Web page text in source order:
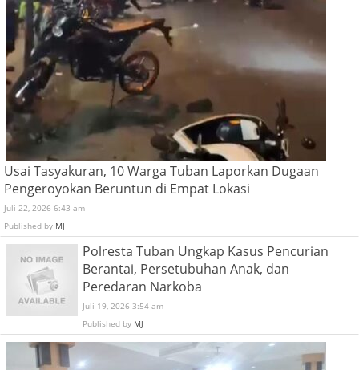
Usai Tasyakuran, 10 Warga Tuban Laporkan Dugaan
Pengeroyokan Beruntun di Empat Lokasi
Juli 22, 2026 6:43 am
Published by MJ
Polresta Tuban Ungkap Kasus Pencurian
Berantai, Persetubuhan Anak, dan
Peredaran Narkoba
Juli 19, 2026 3:54 am
Published by MJ